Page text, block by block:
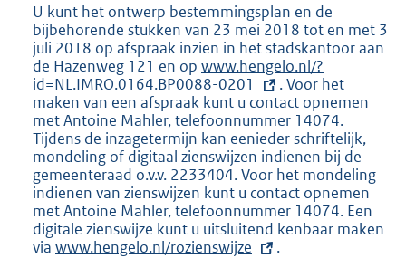
U kunt het ontwerp bestemmingsplan en de
bijbehorende stukken van 23 mei 2018 tot en met 3
juli 2018 op afspraak inzien in het stadskantoor aan
de Hazenweg 121 en op E
x
t
e
r
n
e
i
n
k
www.hengelo.nl/?
id=NL.IMRO.0164.BP0088-0201
. Voor het
maken van een afspraak kunt u contact opnemen
met Antoine Mahler, telefoonnummer 14074.
Tijdens de inzagetermijn kan eenieder schriftelijk,
mondeling of digitaal zienswijzen indienen bij de
gemeenteraad o.v.v. 2233404. Voor het mondeling
indienen van zienswijzen kunt u contact opnemen
met Antoine Mahler, telefoonnummer 14074. Een
digitale zienswijze kunt u uitsluitend kenbaar maken
via E
www.hengelo.nl/rozienswijze .